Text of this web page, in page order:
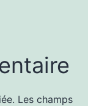
Les champs